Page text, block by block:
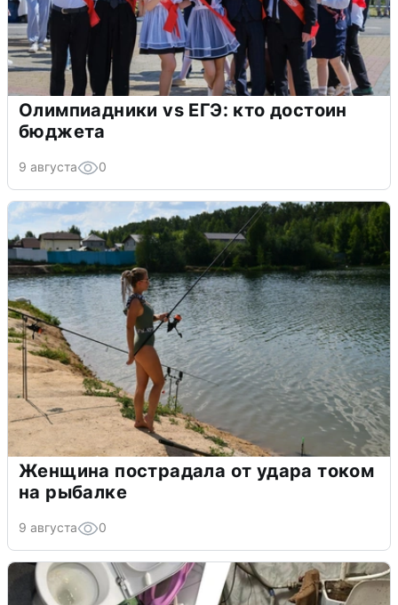
Олимпиадники vs ЕГЭ: кто достоин
бюджета
9 августа 0
Женщина пострадала от удара током
на рыбалке
9 августа 0